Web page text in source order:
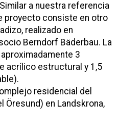
a nuestra referencia
proyecto consiste en otro
realizado en
Berndorf Bäderbau. La
3
acrílico estructural y 1,5
residencial del
Öresund) en Landskrona,